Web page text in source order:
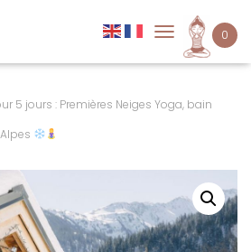
DÉPLIER LA
5 jours : Premières Neiges Yoga, bain
0